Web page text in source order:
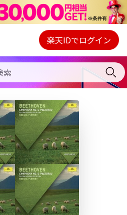
Webプレイヤー
ご契約内容の確認・変更
楽天IDでログイン